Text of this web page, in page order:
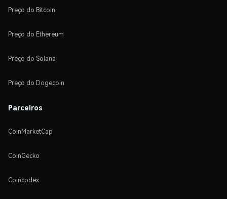
Preço do Bitcoin
Preço do Ethereum
Preço do Solana
Preço do Dogecoin
Parceiros
CoinMarketCap
CoinGecko
Coincodex